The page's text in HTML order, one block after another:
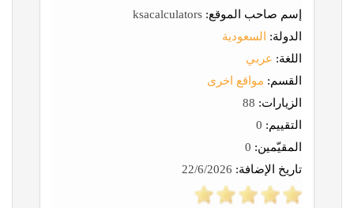
إسم صاحب الموقع:
الدولة:
السعودية
اللغة: عربي
القسم: مواقع اخرى
الزيارات:
التقييم:
المقيّمين:
تاريخ الإضافة: